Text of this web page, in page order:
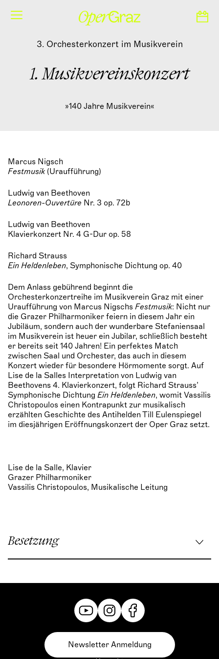
k
i
t
o
e
3. Orchesterkonzert im Musikverein
1. Musikvereinskonzert
»140 Jahre Musikverein«
Marcus Nigsch
Festmusik (Uraufführung)
Ludwig van Beethoven
Leonoren-Ouvertüre Nr. 3 op. 72b
Ludwig van Beethoven
Klavierkonzert Nr. 4 G-Dur op. 58
Richard Strauss
Ein Heldenleben, Symphonische Dichtung op. 40
Dem Anlass gebührend beginnt die
Orchesterkonzertreihe im Musikverein Graz mit einer
Uraufführung von Marcus Nigschs Festmusik: Nicht nur
die Grazer Philharmoniker feiern in diesem Jahr ein
Jubiläum, sondern auch der wunderbare Stefaniensaal
im Musikverein ist heuer ein Jubilar, schließlich besteht
er bereits seit 140 Jahren! Ein perfektes Match
zwischen Saal und Orchester, das auch in diesem
Konzert wieder für besondere Hörmomente sorgt. Auf
Lise de la Salles Interpretation von Ludwig van
Beethovens 4. Klavierkonzert, folgt Richard Strauss’
Symphonische Dichtung Ein Heldenleben, womit Vassilis
Christopoulos einen Kontrapunkt zur musikalisch
erzählten Geschichte des Antihelden Till Eulenspiegel
im diesjährigen Eröffnungskonzert der Oper Graz setzt.
Lise de la Salle, Klavier
Grazer Philharmoniker
Vassilis Christopoulos, Musikalische Leitung
Besetzung
Newsletter Anmeldung